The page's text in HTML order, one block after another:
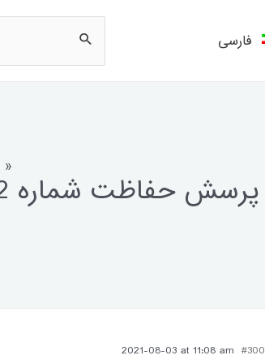
»
2021-08-03 at 11:08 am #300